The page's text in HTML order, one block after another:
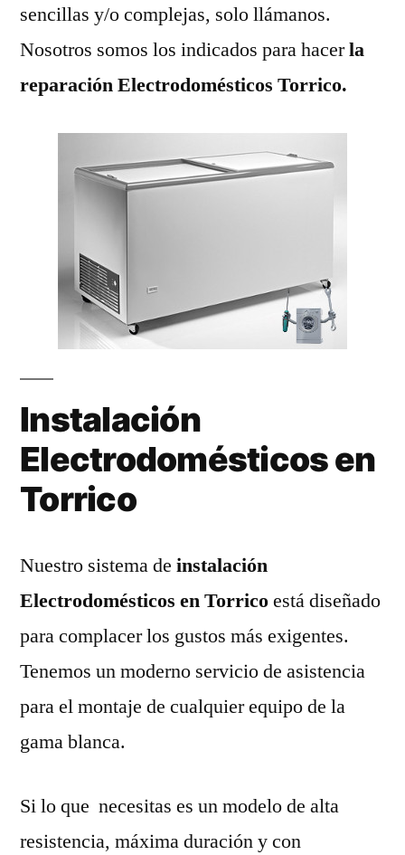
sencillas y/o complejas, solo llámanos.
Nosotros somos los indicados para hacerla
reparación Electrodomésticos Torrico.
Instalación
Electrodomésticos en
Torrico
Nuestro sistema de instalación
Electrodomésticos en Torricoestá diseñado
para complacer los gustos más exigentes.
Tenemos un moderno servicio de asistencia
para el montaje de cualquier equipo de la
gama blanca.
Si lo que necesitas es un modelo de alta
resistencia, máxima duración y con